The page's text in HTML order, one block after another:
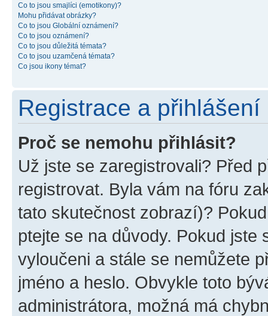
Co to jsou smajlíci (emotikony)?
Mohu přidávat obrázky?
Co to jsou Globální oznámení?
Co to jsou oznámení?
Co to jsou důležitá témata?
Co to jsou uzamčená témata?
Co jsou ikony témat?
Registrace a přihlášení
Proč se nemohu přihlásit?
Už jste se zaregistrovali? Před
registrovat. Byla vám na fóru
tato skutečnost zobrazí)?
ptejte se na důvody. Pokud jste
vyloučeni a stále se nemůžete
jméno a heslo. Obvykle toto
administrátora, možná má